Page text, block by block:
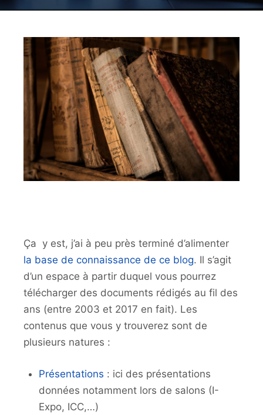
Ça y est, j’ai à peu près terminé d’alimenter
la base de connaissance de ce blog. Il s’agit
d’un espace à partir duquel vous pourrez
télécharger des documents rédigés au fil des
ans (entre 2003 et 2017 en fait). Les
contenus que vous y trouverez sont de
plusieurs natures :
Présentations : ici des présentations
données notamment lors de salons (I-
Expo, ICC,…)